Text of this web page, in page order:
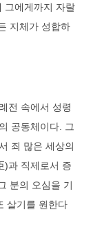
그에게까지 자랄
지체가 성합하
전 속에서 성령
공동체이다. 그
죄 많은 세상의
)과 직제로서 증
분의 오심을 기
살기를 원한다